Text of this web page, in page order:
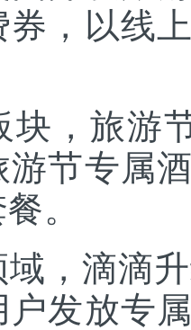
券，以线
旅游节
游节专属
。
滴滴升
户发放专